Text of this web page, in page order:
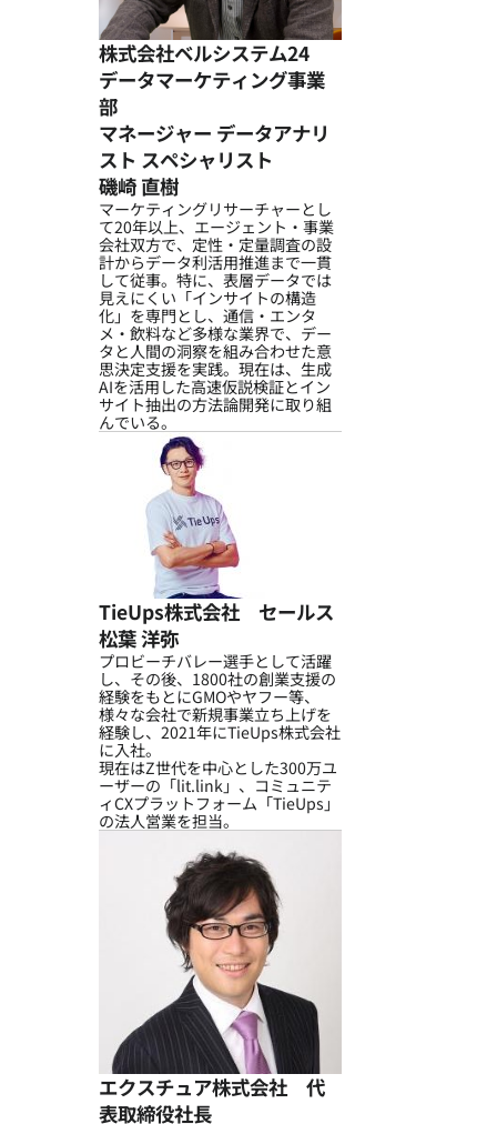
株式会社ベルシステム24
データマーケティング事業
部
マネージャー データアナリ
スト スペシャリスト
磯崎 直樹
マーケティングリサーチャーとし
て20年以上、エージェント・事業
会社双方で、定性・定量調査の設
計からデータ利活用推進まで一貫
して従事。特に、表層データでは
見えにくい「インサイトの構造
化」を専門とし、通信・エンタ
メ・飲料など多様な業界で、デー
タと人間の洞察を組み合わせた意
思決定支援を実践。現在は、生成
AIを活用した高速仮説検証とイン
サイト抽出の方法論開発に取り組
んでいる。
TieUps株式会社 セールス
松葉 洋弥
プロビーチバレー選手として活躍
し、その後、1800社の創業支援の
経験をもとにGMOやヤフー等、
様々な会社で新規事業立ち上げを
経験し、2021年にTieUps株式会社
に入社。
現在はZ世代を中心とした300万ユ
ーザーの「lit.link」、コミュニテ
ィCXプラットフォーム「TieUps」
の法人営業を担当。
エクスチュア株式会社 代
表取締役社長